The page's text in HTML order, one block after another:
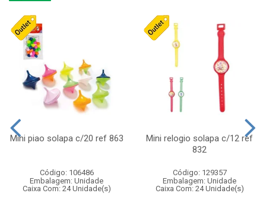
Mini piao solapa c/20 ref 863
Código: 106486
Embalagem: Unidade
Caixa Com: 24 Unidade(s)
Mini relogio solapa c/12 ref
832
Código: 129357
Embalagem: Unidade
Caixa Com: 24 Unidade(s)